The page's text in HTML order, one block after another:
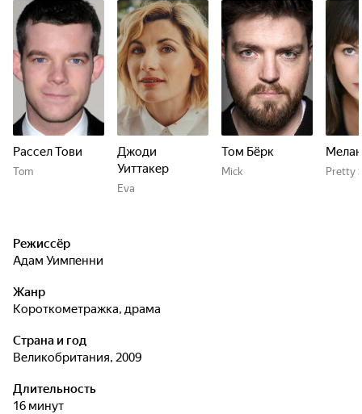
Рассел Тови
Tom
Джоди
Уиттакер
Eva
Том Бёрк
Mick Pretty
Режиссёр
Адам Уимпенни
Жанр
короткометражка, драма
Страна и год
Великобритания, 2009
Длительность
16 минут